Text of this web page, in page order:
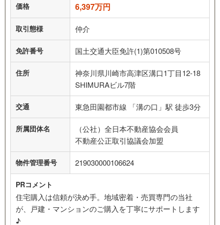
価格 6,397万円
取引態様 仲介
免許番号 国土交通大臣免許(1)第010508号
住所
神奈川県川崎市高津区溝口1丁目12-18
SHIMURAビル7階
交通 東急田園都市線 「溝の口」駅 徒歩3分
所属団体名
（公社）全日本不動産協会会員
不動産公正取引協議会加盟
物件管理番号 219030000106624
PRコメント
住宅購入は信頼が決め手。地域密着・売買専門の当社
が、戸建・マンションのご購入を丁寧にサポートします
♪